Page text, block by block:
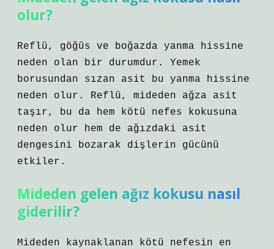
olur?
Reflü, göğüs ve boğazda yanma hissine
neden olan bir durumdur. Yemek
borusundan sızan asit bu yanma hissine
neden olur. Reflü, mideden ağza asit
taşır, bu da hem kötü nefes kokusuna
neden olur hem de ağızdaki asit
dengesini bozarak dişlerin gücünü
etkiler.
Mideden gelen ağız kokusu nasıl
giderilir?
Mideden kaynaklanan kötü nefesin en